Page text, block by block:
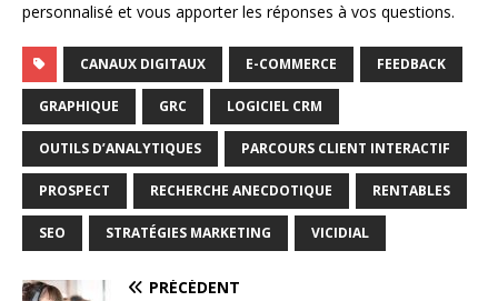
personnalisé et vous apporter les réponses à vos questions.
CANAUX DIGITAUX E-COMMERCE FEEDBACK
GRAPHIQUE GRC LOGICIEL CRM
OUTILS D’ANALYTIQUES PARCOURS CLIENT INTERACTIF
PROSPECT RECHERCHE ANECDOTIQUE RENTABLES
SEO STRATÉGIES MARKETING VICIDIAL
PRÉCÉDENT